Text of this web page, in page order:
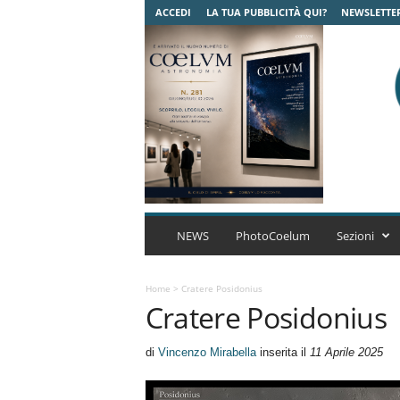
ACCEDI LA TUA PUBBLICITÀ QUI?
C
A
r
NEWS PhotoCoelum Sezioni
Home > Cratere Posidonius
Cratere Posidonius
di Vincenzo Mirabellainserita il 11 Aprile 2025